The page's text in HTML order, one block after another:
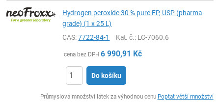
Hydrogen peroxide 30 % pure EP, USP (pharma
grade) (1 x 25 L)
CAS:7722-84-1 Kat. č.: LC-7060.6
cena bez DPH 6 990,91 Kč
Do košíku
Průmyslová množství látek za výhodnou cenu Poptat větší množství